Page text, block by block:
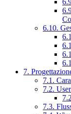
6.10.
7.
7.1.
7.2.
7.3.